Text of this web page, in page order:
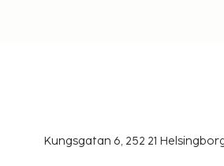
Kungsgatan 6, 252 21